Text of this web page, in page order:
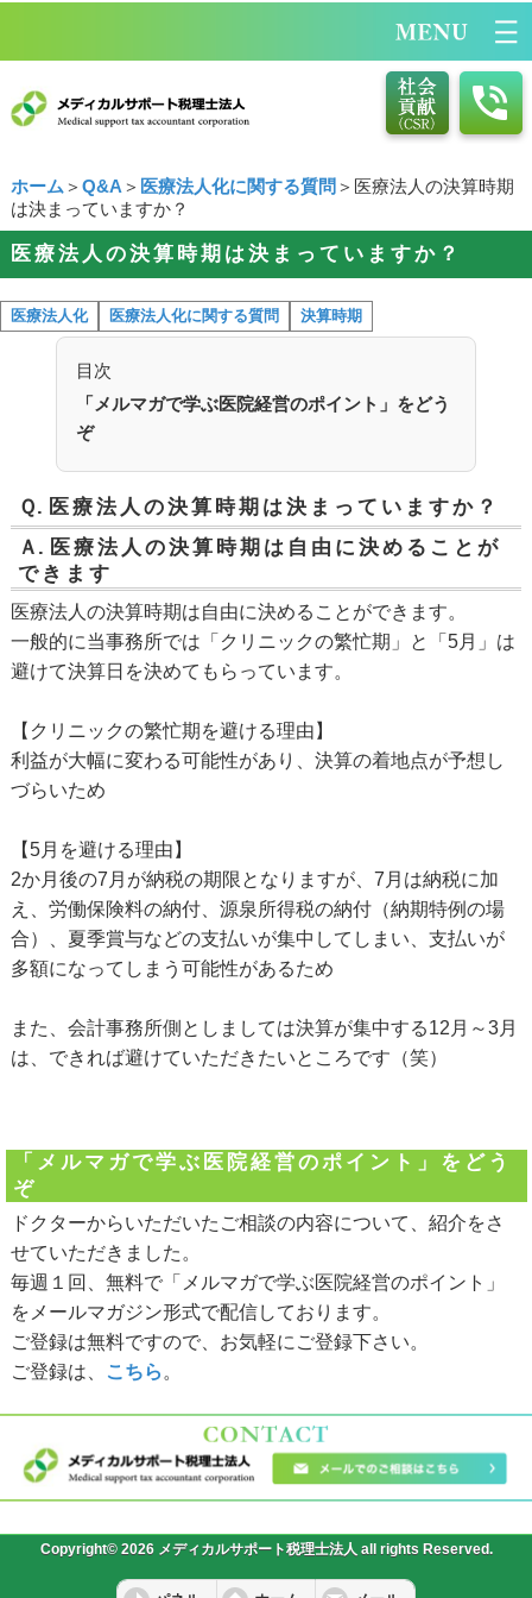
ホーム ＞ Q&A ＞ 医療法人化に関する質問 ＞医療法人の決算時期
は決まっていますか？
医療法人の決算時期は決まっていますか？
医療法人化 医療法人化に関する質問 決算時期
目次
「メルマガで学ぶ医院経営のポイント」をどう
ぞ
Ｑ. 医療法人の決算時期は決まっていますか？
Ａ. 医療法人の決算時期は自由に決めることが
できます
医療法人の決算時期は自由に決めることができます。
一般的に当事務所では「クリニックの繁忙期」と「5月」は
避けて決算日を決めてもらっています。
【クリニックの繁忙期を避ける理由】
利益が大幅に変わる可能性があり、決算の着地点が予想し
づらいため
【5月を避ける理由】
2か月後の7月が納税の期限となりますが、7月は納税に加
え、労働保険料の納付、源泉所得税の納付（納期特例の場
合）、夏季賞与などの支払いが集中してしまい、支払いが
多額になってしまう可能性があるため
また、会計事務所側としましては決算が集中する12月～3月
は、できれば避けていただきたいところです（笑）
「メルマガで学ぶ医院経営のポイント」をどう
ぞ
ドクターからいただいたご相談の内容について、紹介をさ
せていただきました。
毎週１回、無料で「メルマガで学ぶ医院経営のポイント」
をメールマガジン形式で配信しております。
ご登録は無料ですので、お気軽にご登録下さい。
ご登録は、
こちら 。
Copyright© 2026 メディカルサポート税理士法人 all rights Reserved.